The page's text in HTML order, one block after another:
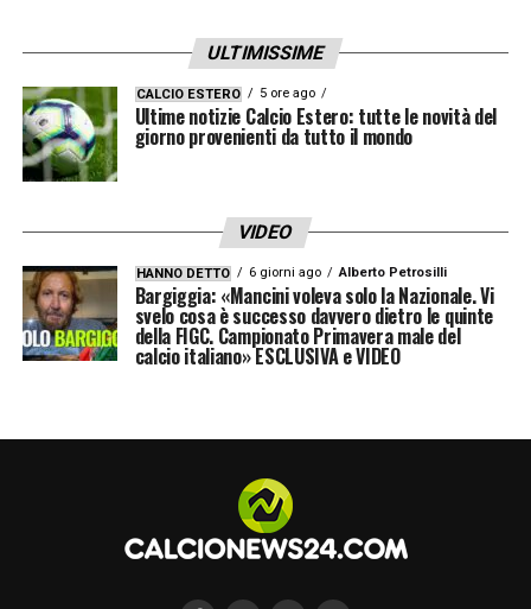
ULTIMISSIME
CALCIO ESTERO 5 ore ago
Ultime notizie Calcio Estero: tutte le novità del
giorno provenienti da tutto il mondo
VIDEO
HANNO DETTO 6 giorni ago Alberto Petrosilli
Bargiggia: «Mancini voleva solo la Nazionale. Vi
svelo cosa è successo davvero dietro le quinte
della FIGC. Campionato Primavera male del
calcio italiano» ESCLUSIVA e VIDEO